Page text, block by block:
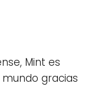
Mint es
gracias